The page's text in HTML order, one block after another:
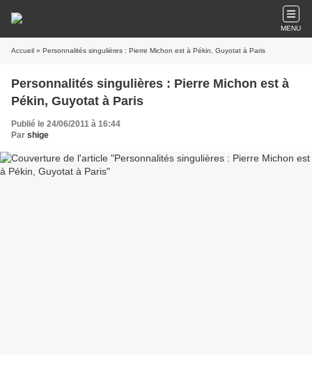
MENU
Accueil » Personnalités singulières : Pierre Michon est à Pékin, Guyotat à Paris
Personnalités singulières : Pierre Michon est à
Pékin, Guyotat à Paris
Publié le 24/06/2011 à 16:44
Par shige